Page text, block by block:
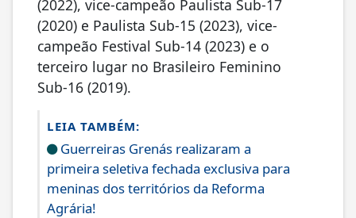
(2022), vice-campeão Paulista Sub-17
(2020) e Paulista Sub-15 (2023), vice-
campeão Festival Sub-14 (2023) e o
terceiro lugar no Brasileiro Feminino
Sub-16 (2019).
LEIA TAMBÉM:
Guerreiras Grenás realizaram a
primeira seletiva fechada exclusiva para
meninas dos territórios da Reforma
Agrária!